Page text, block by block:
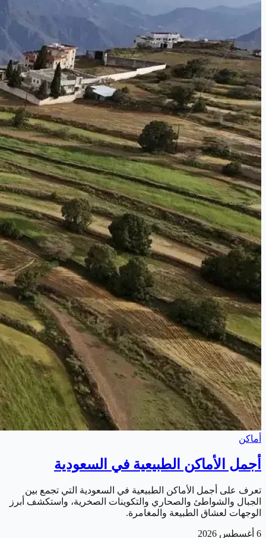
أماكن
أجمل الأماكن الطبيعية في السعودية
تعرف على أجمل الأماكن الطبيعية في السعودية التي تجمع بين
الجبال والشواطئ والصحاري والتكوينات الصخرية، واستكشف أبرز
الوجهات لعشاق الطبيعة والمغامرة.
6 أغسطس 2026